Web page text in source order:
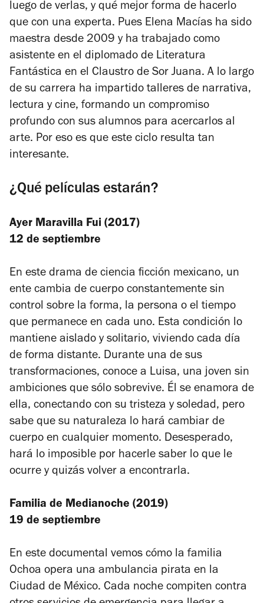
luego de verlas, y qué mejor forma de hacerlo
que con una experta. Pues Elena Macías ha sido
maestra desde 2009 y ha trabajado como
asistente en el diplomado de Literatura
Fantástica en el Claustro de Sor Juana. A lo largo
de su carrera ha impartido talleres de narrativa,
lectura y cine, formando un compromiso
profundo con sus alumnos para acercarlos al
arte. Por eso es que este ciclo resulta tan
interesante.
¿Qué películas estarán?
Ayer Maravilla Fui (2017)
12 de septiembre
En este drama de ciencia ficción mexicano, un
ente cambia de cuerpo constantemente sin
control sobre la forma, la persona o el tiempo
que permanece en cada uno. Esta condición lo
mantiene aislado y solitario, viviendo cada día
de forma distante. Durante una de sus
transformaciones, conoce a Luisa, una joven sin
ambiciones que sólo sobrevive. Él se enamora de
ella, conectando con su tristeza y soledad, pero
sabe que su naturaleza lo hará cambiar de
cuerpo en cualquier momento. Desesperado,
hará lo imposible por hacerle saber lo que le
ocurre y quizás volver a encontrarla.
Familia de Medianoche (2019)
19 de septiembre
En este documental vemos cómo la familia
Ochoa opera una ambulancia pirata en la
Ciudad de México. Cada noche compiten contra